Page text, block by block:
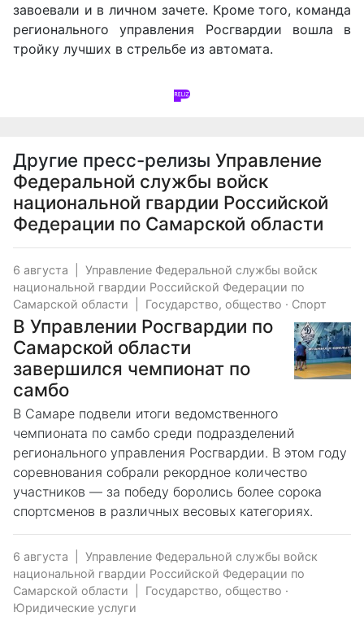
завоевали и в личном зачете. Кроме того, команда
регионального управления Росгвардии вошла в
тройку лучших в стрельбе из автомата.
Другие пресс-релизы Управление
Федеральной службы войск
национальной гвардии Российской
Федерации по Самарской области
6 августа
Управление Федеральной службы войск
национальной гвардии Российской Федерации по
Самарской области
Государство, общество · Спорт
В Управлении Росгвардии по
Самарской области
завершился чемпионат по
самбо
В Самаре подвели итоги ведомственного
чемпионата по самбо среди подразделений
регионального управления Росгвардии. В этом году
соревнования собрали рекордное количество
участников — за победу боролись более сорока
спортсменов в различных весовых категориях.
6 августа
Управление Федеральной службы войск
национальной гвардии Российской Федерации по
Самарской области
Государство, общество ·
Юридические услуги